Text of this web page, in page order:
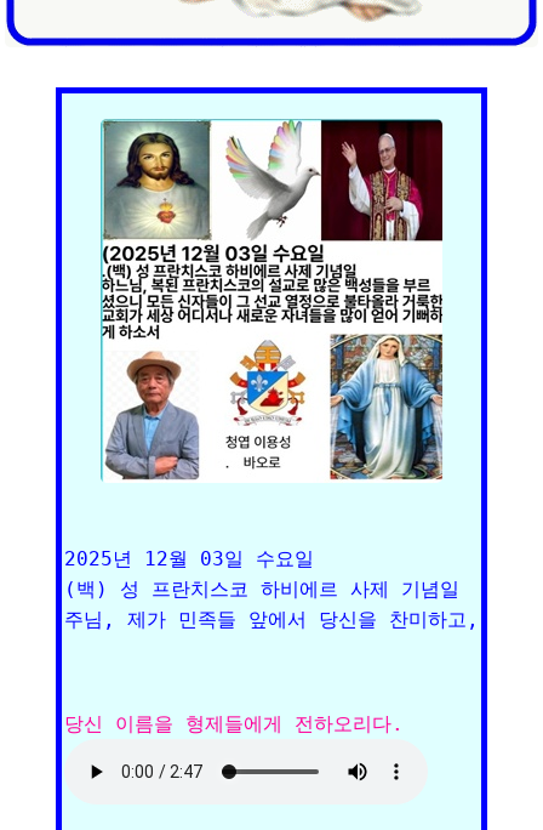
2025년 12월 03일 수요일
(백) 성 프란치스코 하비에르 사제 기념일